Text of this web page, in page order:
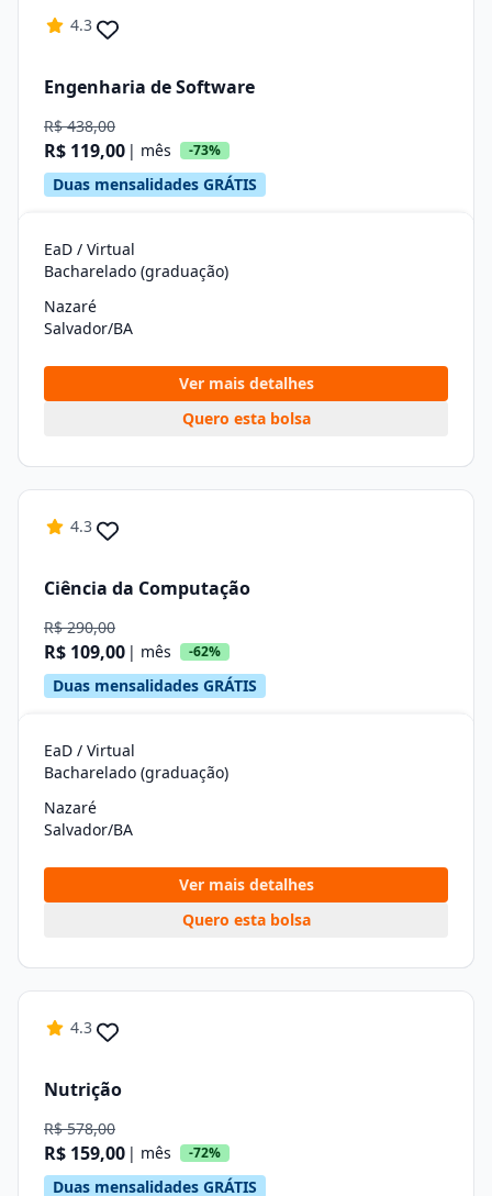
4.3
Engenharia de Software
R$ 438,00
R$ 119,00 | mês -73%
Duas mensalidades GRÁTIS
EaD / Virtual
Bacharelado (graduação)
Nazaré
Salvador/BA
Ver mais detalhes
Quero esta bolsa
4.3
Ciência da Computação
R$ 290,00
R$ 109,00 | mês -62%
Duas mensalidades GRÁTIS
EaD / Virtual
Bacharelado (graduação)
Nazaré
Salvador/BA
Ver mais detalhes
Quero esta bolsa
4.3
Nutrição
R$ 578,00
R$ 159,00 | mês -72%
Duas mensalidades GRÁTIS